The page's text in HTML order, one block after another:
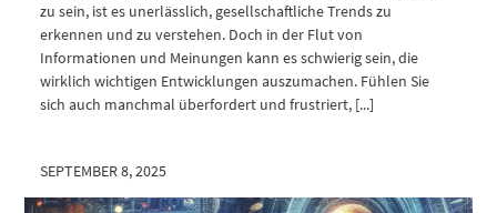
zu sein, ist es unerlässlich, gesellschaftliche Trends zu
erkennen und zu verstehen. Doch in der Flut von
Informationen und Meinungen kann es schwierig sein, die
wirklich wichtigen Entwicklungen auszumachen. Fühlen Sie
sich auch manchmal überfordert und frustriert, [...]
SEPTEMBER 8, 2025